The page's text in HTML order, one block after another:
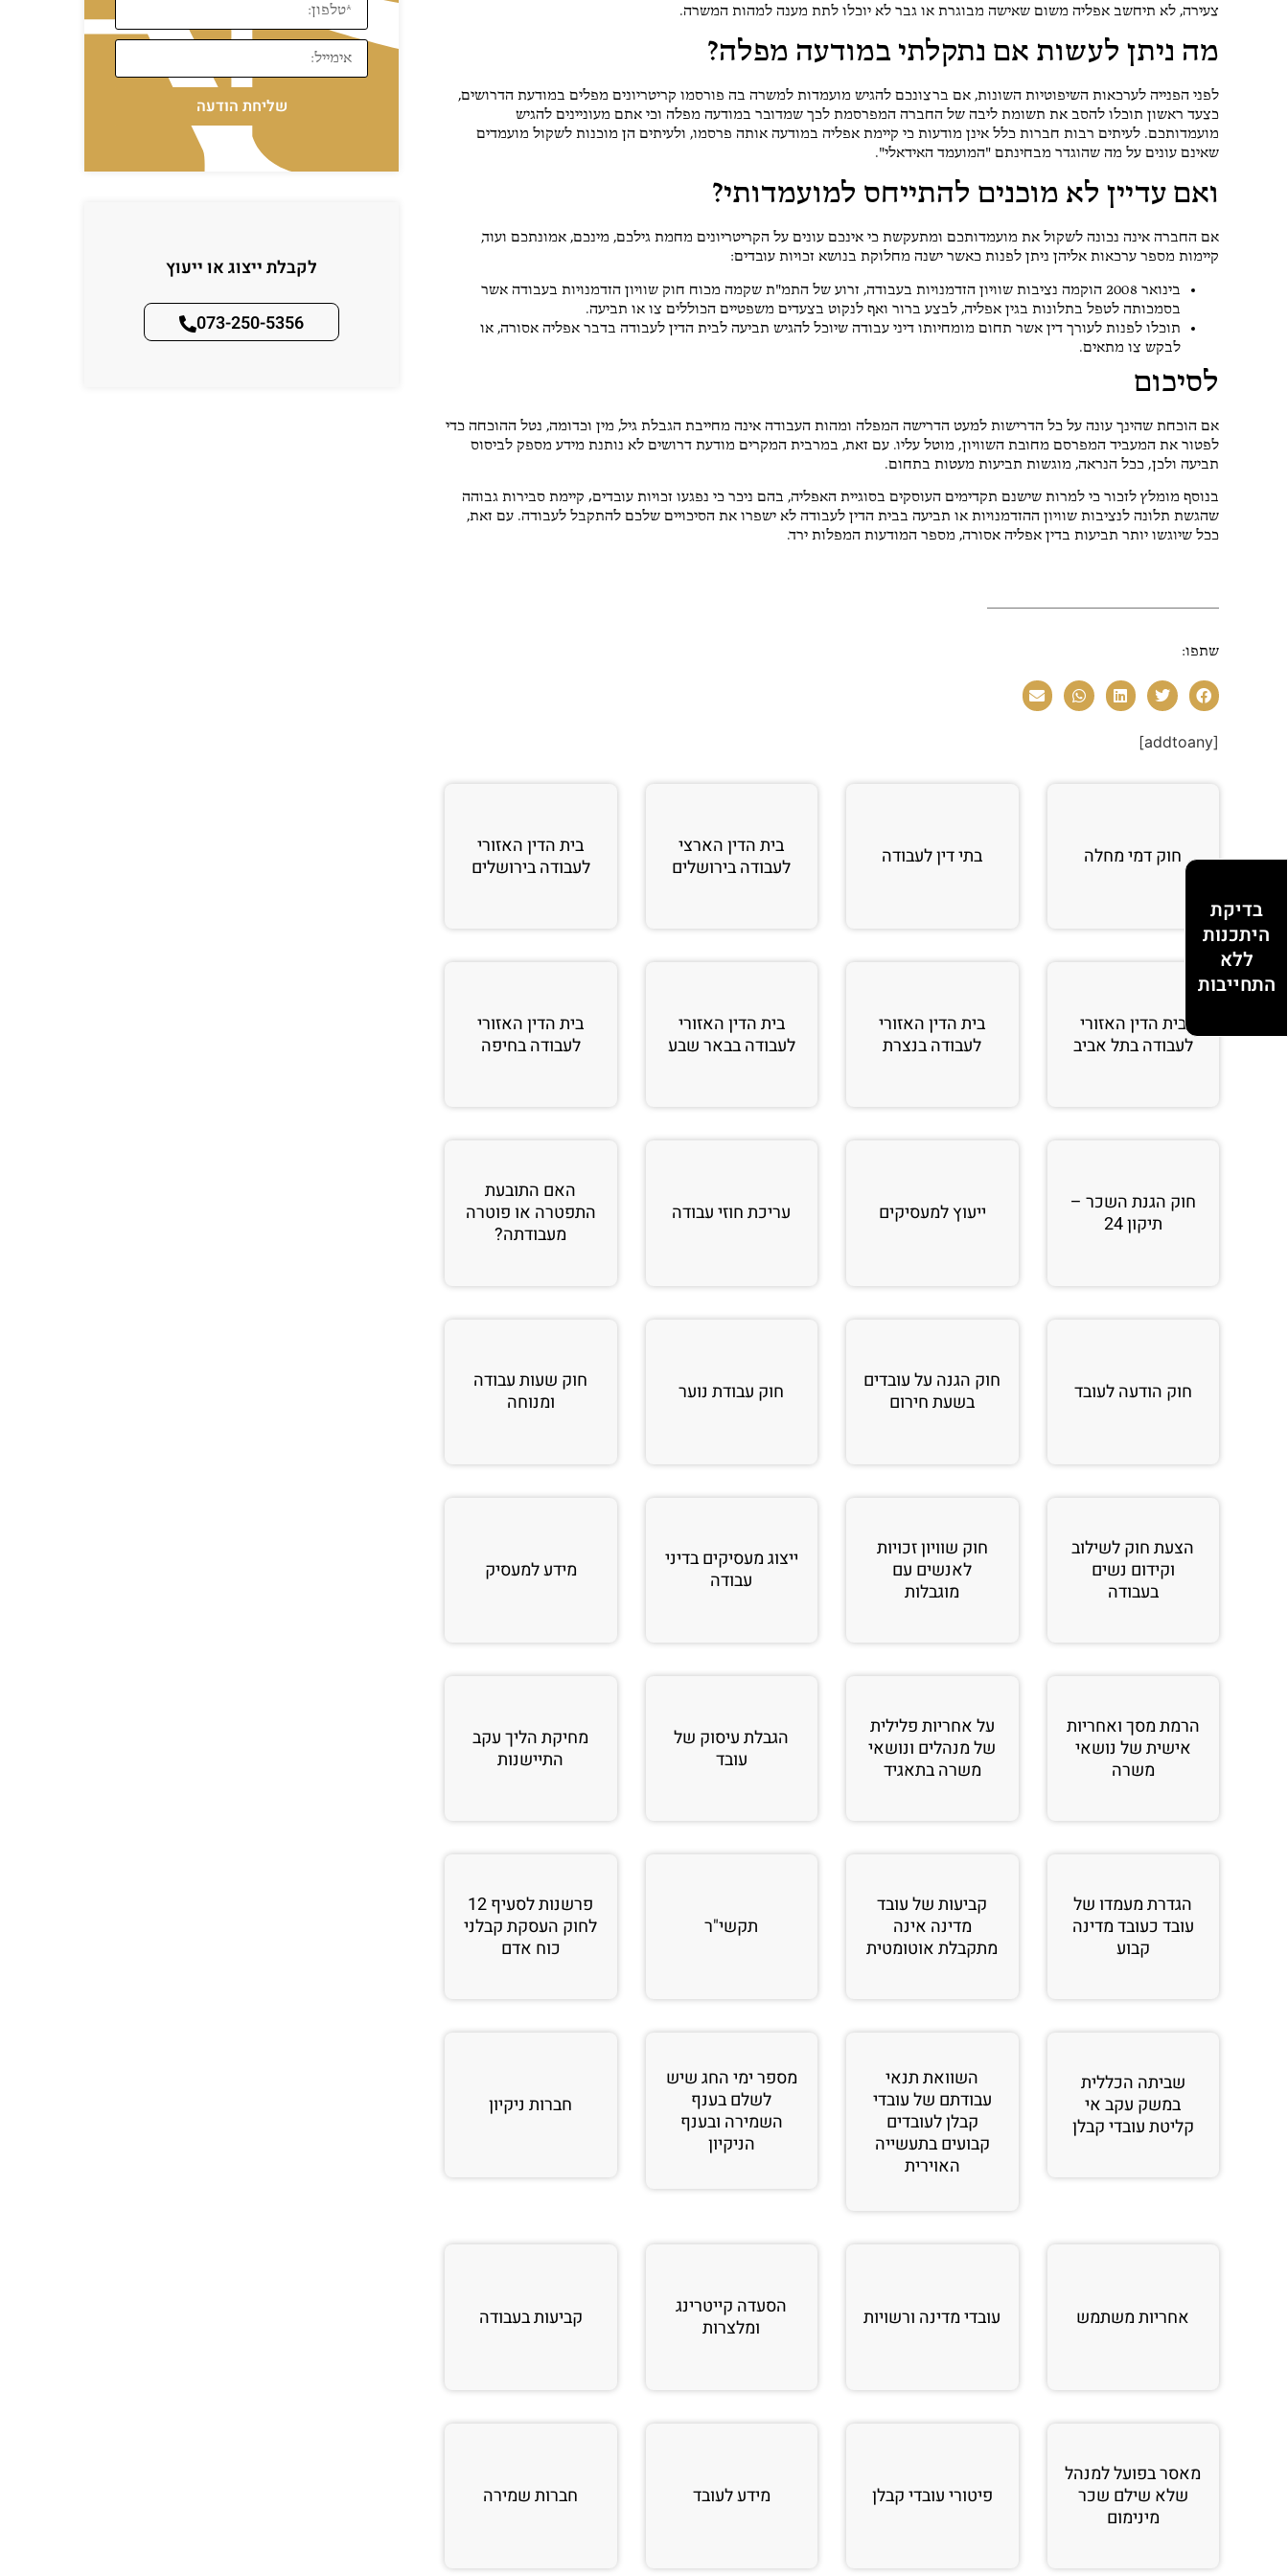
בדיקת
היתכנות
ללא
התחייבות
צעירה, לא תיחשב אפליה משום שאישה מבוגרת או גבר לא יוכלו לתת מענה למהות המשרה.
מה ניתן לעשות אם נתקלתי במודעה מפלה?
לפני הפנייה לערכאות השיפוטיות השונות, אם ברצונכם להגיש מועמדות למשרה בה פורסמו קריטריונים מפלים במודעת הדרושים,
כצעד ראשון תוכלו להסב את תשומת ליבה של החברה המפרסמת לכך שמדובר במודעה מפלה וכי אתם מעוניינים להגיש
מועמדותכם. לעיתים רבות חברות כלל אינן מודעות כי קיימת אפליה במודעה אותה פרסמו, ולעיתים הן מוכנות לשקול מועמדים
שאינם עונים על מה שהוגדר מבחינתם "המועמד האידאלי".
ואם עדיין לא מוכנים להתייחס למועמדותי?
אם החברה אינה נכונה לשקול את מועמדותכם ומתעקשת כי אינכם עונים על הקריטריונים מחמת גילכם, מינכם, אמונתכם ועוד,
קיימות מספר ערכאות אליהן ניתן לפנות כאשר ישנה מחלוקת בנושא זכויות עובדים:
בינואר 2008 הוקמה נציבות שוויון הזדמנויות בעבודה, זרוע של התמ"ת שקמה מכוח חוק שוויון הזדמנויות בעבודה אשר
בסמכותה לטפל בתלונות בגין אפליה, לבצע ברור ואף לנקוט בצעדים משפטיים הכוללים צו או תביעה.
תוכלו לפנות לעורך דין אשר תחום מומחיותו דיני עבודה שיוכל להגיש תביעה לבית הדין לעבודה בדבר אפליה אסורה, או
לבקש צו מתאים.
לסיכום
אם הוכחת שהינך עונה על כל הדרישות למעט הדרישה המפלה ומהות העבודה אינה מחייבת הגבלת גיל, מין וכדומה, נטל ההוכחה כדי
לפטור את המעביד המפרסם מחובת השוויון, מוטל עליו. עם זאת, במרבית המקרים מודעת דרושים לא נותנת מידע מספק לביסוס
תביעה ולכן, ככל הנראה, מוגשות תביעות מעטות בתחום.
בנוסף מומלץ לזכור כי למרות שישנם תקדימים העוסקים בסוגיית האפליה, בהם ניכר כי נפגעו זכויות עובדים, קיימת סבירות גבוהה
שהגשת תלונה לנציבות שוויון ההזדמנויות או תביעה בבית הדין לעבודה לא ישפרו את הסיכויים שלכם להתקבל לעבודה. עם זאת,
ככל שיוגשו יותר תביעות בדין אפליה אסורה, מספר המודעות המפלות ירד.
שתפו:
[addtoany]
חוק דמי מחלה בתי דין לעבודה
בית הדין הארצי
לעבודה בירושלים
בית הדין האזורי
לעבודה בירושלים
בית הדין האזורי
לעבודה בתל אביב
בית הדין האזורי
לעבודה בנצרת
בית הדין האזורי
לעבודה בבאר שבע
בית הדין האזורי
לעבודה בחיפה
חוק הגנת השכר –
תיקון 24
ייעוץ למעסיקים עריכת חוזי עבודה
האם התובעת
התפטרה או פוטרה
מעבודתה?
חוק הודעה לעובד
חוק הגנה על עובדים
בשעת חירום
חוק עבודת נוער
חוק שעות עבודה
ומנוחה
הצעת חוק לשילוב
וקידום נשים
בעבודה
חוק שוויון זכויות
לאנשים עם
מוגבלות
ייצוג מעסיקים בדיני
עבודה
מידע למעסיק
הרמת מסך ואחריות
אישית של נושאי
משרה
על אחריות פלילית
של מנהלים ונושאי
משרה בתאגיד
הגבלת עיסוק של
עובד
מחיקת הליך עקב
התיישנות
הגדרת מעמדו של
עובד כעובד מדינה
קבוע
קביעות של עובד
מדינה אינה
מתקבלת אוטומטית
תקשי"ר
פרשנות לסעיף 12
לחוק העסקת קבלני
כוח אדם
שביתה הכללית
במשק עקב אי
קליטת עובדי קבלן
השוואת תנאי
עבודתם של עובדי
קבלן לעובדים
קבועים בתעשייה
האוירית
מספר ימי החג שיש
לשלם בענף
השמירה ובענף
הניקיון
חברות ניקיון
אחריות משתמש עובדי מדינה ורשויות
הסעדה קייטרינג
ומלצרות
קביעות בעבודה
מאסר בפועל למנהל
שלא שילם שכר
מינימום
פיטורי עובדי קבלן מידע לעובד חברות שמירה
שליחת הודעה
לקבלת ייצוג או ייעוץ
073-250-5356